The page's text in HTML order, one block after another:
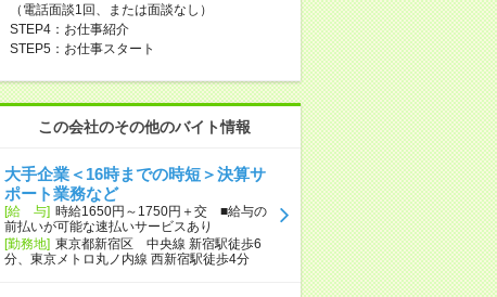
（電話面談1回、または面談なし）
STEP4：お仕事紹介
STEP5：お仕事スタート
この会社のその他のバイト情報
大手企業＜16時までの時短＞決算サ
ポート業務など
[給 与] 時給1650円～1750円＋交 ■給与の
前払いが可能な速払いサービスあり
[勤務地] 東京都新宿区 中央線 新宿駅徒歩6
分、東京メトロ丸ノ内線 西新宿駅徒歩4分